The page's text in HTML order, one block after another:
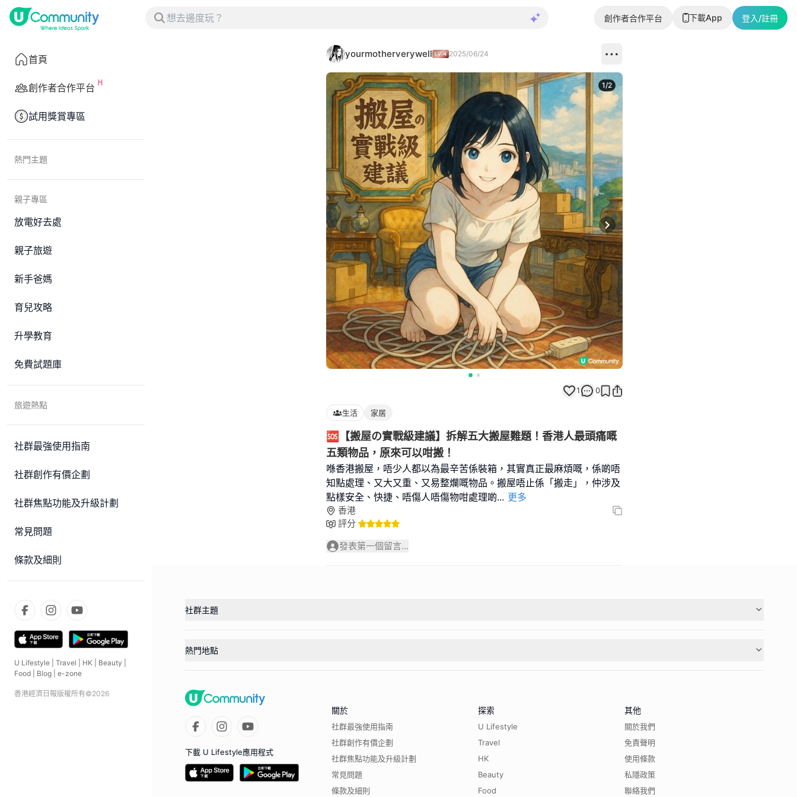
創作者合作平台 下載App 登入/註冊
首頁
創作者合作平台
試用獎賞專區
熱門主題
親子專區
放電好去處
親子旅遊
新手爸媽
育兒攻略
升學教育
免費試題庫
旅遊熱點
社群最強使用指南
社群創作有價企劃
社群焦點功能及升級計劃
常見問題
條款及細則
U Lifestyle Travel HK Beauty
Food
Blog e-zone
香港經濟日報版權所有©2026
yourmotherverywell 2025/06/24
Next slide
1/2
1 0
生活 家居
🆘【搬屋の實戰級建議】拆解五大搬屋難題！香港人最頭痛嘅
五類物品，原來可以咁搬！
喺香港搬屋，唔少人都以為最辛苦係裝箱，其實真正最麻煩嘅，係啲唔
知點處理、又大又重、又易整爛嘅物品。搬屋唔止係「搬走」，仲涉及
點樣安全、快捷、唔傷人唔傷物咁處理啲... 更多
香港
評分
發表第一個留言...
社群主題
熱門地點
下載 U Lifestyle應用程式
關於
社群最強使用指南
社群創作有價企劃
社群焦點功能及升級計劃
常見問題
條款及細則
探索
U Lifestyle
Travel
HK
Beauty
Food
其他
關於我們
免責聲明
使用條款
私隱政策
聯絡我們